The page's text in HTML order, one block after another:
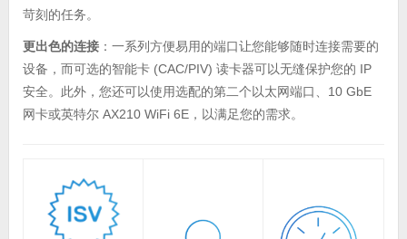
苛刻的任务。
更出色的连接：一系列方便易用的端口让您能够随时连接需要的
设备，而可选的智能卡 (CAC/PIV) 读卡器可以无缝保护您的 IP
安全。此外，您还可以使用选配的第二个以太网端口、10 GbE
网卡或英特尔 AX210 WiFi 6E，以满足您的需求。